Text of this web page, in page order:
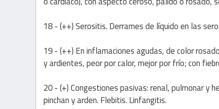
18 - (++) Serositis. Derrames de líquido en las
19 - (++) En inflamaciones agudas, de color
y ardientes, peor por calor, mejor por frío; con
20 - (+) Congestiones pasivas: renal, pulmonar y
pinchan y arden. Flebitis. Linfangitis.